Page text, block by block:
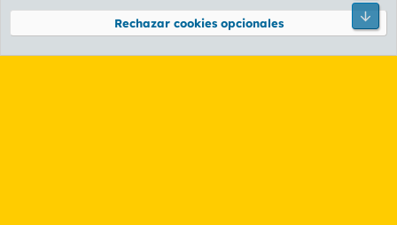
Community platform by XenForo® © 2010-2026 XenForo Ltd.
Rechazar cookies opcionales
Pie